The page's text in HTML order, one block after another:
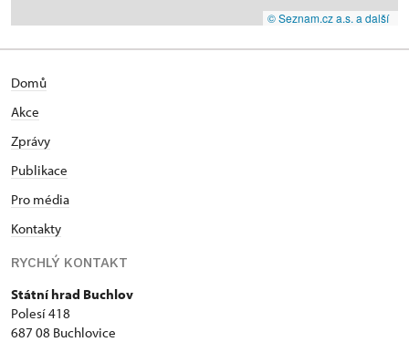
© Seznam.cz a.s. a další
Domů
Akce
Zprávy
Publikace
Pro média
Kontakty
RYCHLÝ KONTAKT
Státní hrad Buchlov
Polesí 418
687 08 Buchlovice